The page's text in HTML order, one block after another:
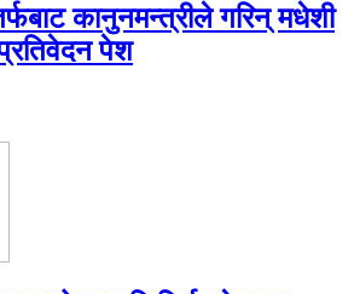
कानुनमन्त्रीले गरिन् मधेशी
पेश